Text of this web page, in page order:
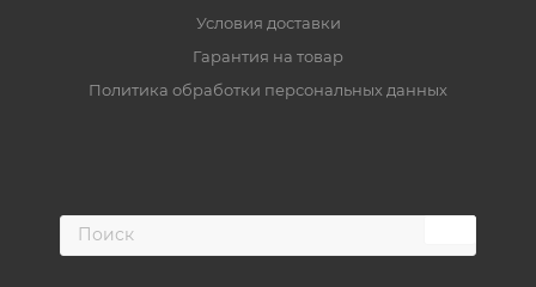
Условия доставки
Гарантия на товар
Политика обработки персональных данных